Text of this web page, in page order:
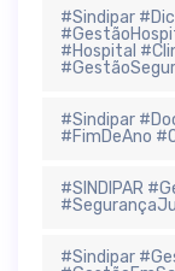
#Sindipar
#Hospital
#Sindipar
#FimDeAno
#SINDIPAR
#Sindipar